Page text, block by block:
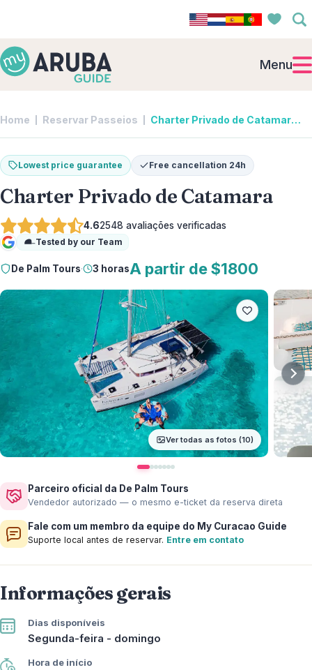
Menu
Home Reservar Passeios Charter Privado de Catamara | De Palm Tours
Lowest price guarantee Free cancellation 24h
Charter Privado de Catamara
4.62548 avaliações verificadas
Google
Tested by our Team
De Palm Tours· 3 horasA partir de $1800
Ver todas as fotos (10)
Parceiro oficial da De Palm Tours
Vendedor autorizado — o mesmo e-ticket da reserva direta
Fale com um membro da equipe do My Curacao Guide
Suporte local antes de reservar. Entre em contato
Informações gerais
Dias disponíveis
Segunda-feira - domingo
Hora de início